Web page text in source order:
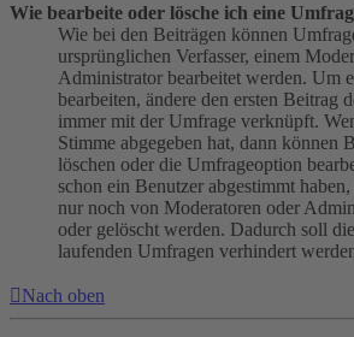
Wie bearbeite oder lösche ich eine
Wie bei den Beiträgen können
ursprünglichen Verfasser, einem
Administrator bearbeitet werden. Um
bearbeiten, ändere den ersten Beitrag
immer mit der Umfrage verknüpft.
Stimme abgegeben hat, dann können
löschen oder die Umfrageoption
schon ein Benutzer abgestimmt
nur noch von Moderatoren oder
oder gelöscht werden. Dadurch soll
laufenden Umfragen verhindert
Nach oben